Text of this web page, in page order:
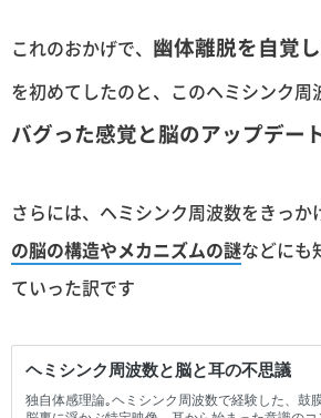
これのおかげで、 幽体離脱を自覚
を初めてしたのと、このヘミシンク周
バグった感覚と脳のアップデー
さらには、ヘミシンク周波数をきっか
の脳の構造やメカニズムの謎などにも
ていった訳です